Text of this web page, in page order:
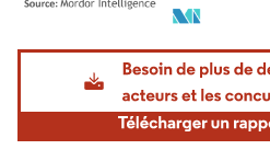
Image © Mordor Intelligence. La